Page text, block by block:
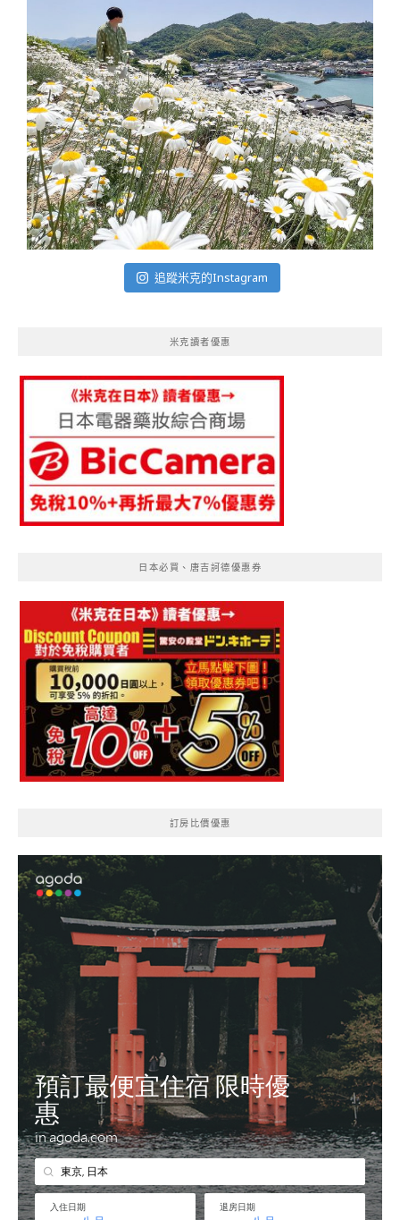
追蹤米克的Instagram
米克讀者優惠
日本必買、唐吉訶德優惠券
訂房比價優惠